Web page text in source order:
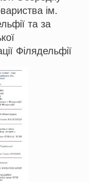
ім.
та за
Філядельфії